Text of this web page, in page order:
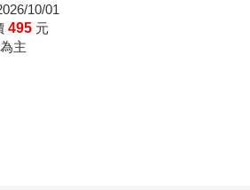
10/01
495 元
主